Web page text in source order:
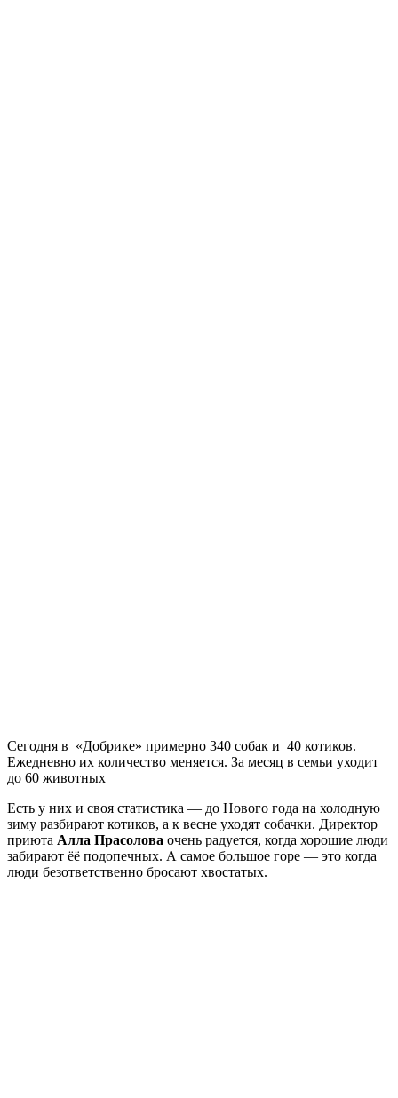
Сегодня в «Добрике» примерно 340 собак и 40 котиков.
Ежедневно их количество меняется. За месяц в семьи уходит
до 60 животных
Есть у них и своя статистика — до Нового года на холодную
зиму разбирают котиков, а к весне уходят собачки. Директор
приюта Алла Прасолова очень радуется, когда хорошие люди
забирают ёё подопечных. А самое большое горе — это когда
люди безответственно бросают хвостатых.